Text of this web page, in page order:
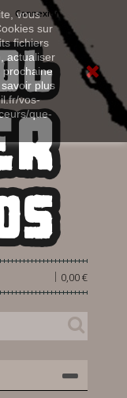
vous
sur
fichiers
actualiser
plus
vos-
que-
Connexion
0,00 €
|